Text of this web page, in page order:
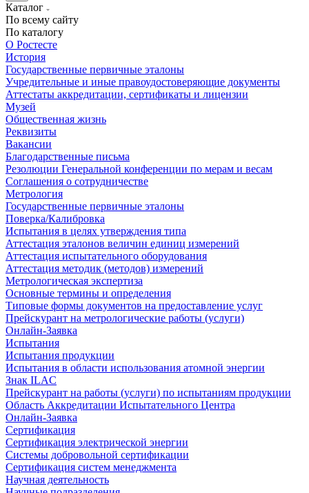
Каталог
По всему сайту
По каталогу
О Ростесте
История
Государственные первичные эталоны
Учредительные и иные правоудостоверяющие документы
Аттестаты аккредитации, сертификаты и лицензии
Музей
Общественная жизнь
Реквизиты
Вакансии
Благодарственные письма
Резолюции Генеральной конференции по мерам и весам
Соглашения о сотрудничестве
Метрология
Государственные первичные эталоны
Поверка/Калибровка
Испытания в целях утверждения типа
Аттестация эталонов величин единиц измерений
Аттестация испытательного оборудования
Аттестация методик (методов) измерений
Метрологическая экспертиза
Основные термины и определения
Типовые формы документов на предоставление услуг
Прейскурант на метрологические работы (услуги)
Онлайн-Заявка
Испытания
Испытания продукции
Испытания в области использования атомной энергии
Знак ILAC
Прейскурант на работы (услуги) по испытаниям продукции
Область Аккредитации Испытательного Центра
Онлайн-Заявка
Сертификация
Сертификация электрической энергии
Системы добровольной сертификации
Сертификация систем менеджмента
Научная деятельность